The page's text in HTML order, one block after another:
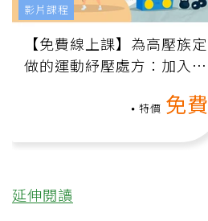
【免費線上課】為高壓族定
做的運動紓壓處方：加入行
特價 免費
影片課程
延伸閱讀